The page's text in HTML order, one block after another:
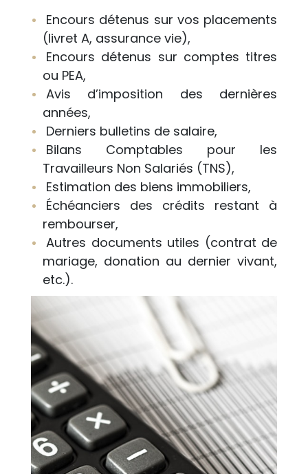
Encours détenus sur vos placements
(livret A, assurance vie),
Encours détenus sur comptes titres
ou PEA,
Avis d’imposition des dernières
années,
Derniers bulletins de salaire,
Bilans Comptables pour les
Travailleurs Non Salariés (TNS),
Estimation des biens immobiliers,
Échéanciers des crédits restant à
rembourser,
Autres documents utiles (contrat de
mariage, donation au dernier vivant,
etc.).